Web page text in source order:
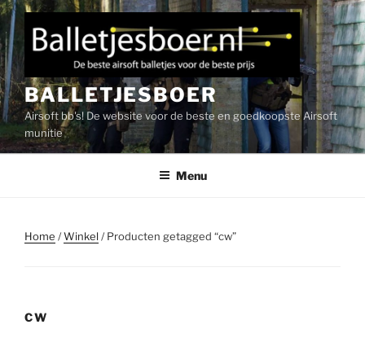
Ga
naar
de
inhoud
BALLETJESBOER
Airsoft bb's! De website voor de beste en goedkoopste Airsoft
munitie
Menu
Home /Winkel/ Producten getagged “cw”
CW